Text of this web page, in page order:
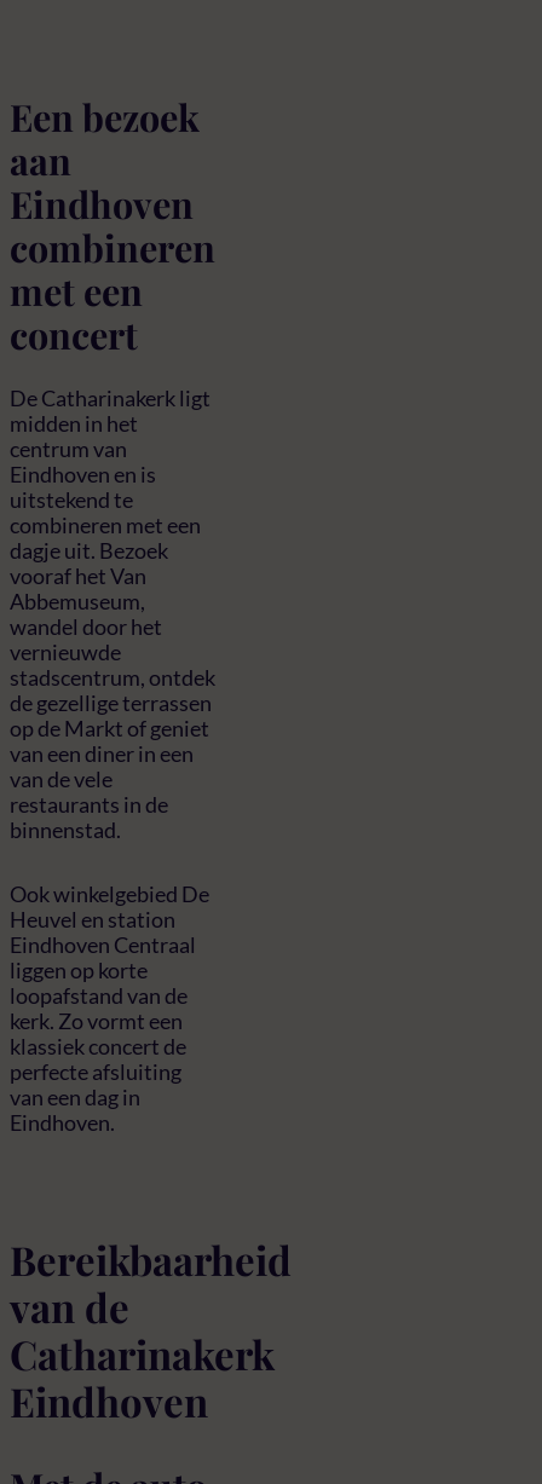
Een bezoek
aan
Eindhoven
combineren
met een
concert
De Catharinakerk ligt
midden in het
centrum van
Eindhoven en is
uitstekend te
combineren met een
dagje uit. Bezoek
vooraf het Van
Abbemuseum,
wandel door het
vernieuwde
stadscentrum, ontdek
de gezellige terrassen
op de Markt of geniet
van een diner in een
van de vele
restaurants in de
binnenstad.
Ook winkelgebied De
Heuvel en station
Eindhoven Centraal
liggen op korte
loopafstand van de
kerk. Zo vormt een
klassiek concert de
perfecte afsluiting
van een dag in
Eindhoven.
Bereikbaarheid
van de
Catharinakerk
Eindhoven